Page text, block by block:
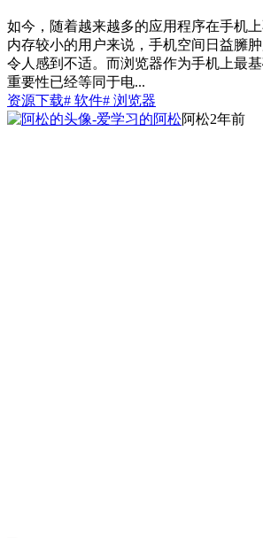
如今，随着越来越多的应用程序在手机
内存较小的用户来说，手机空间日益臃
令人感到不适。而浏览器作为手机上最
重要性已经等同于电...
资源下载# 软件# 浏览器
阿松2年前